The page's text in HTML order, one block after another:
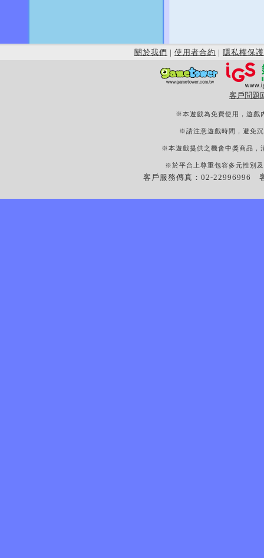
關於我們 | 使用者合約 | 隱私權保護
客戶問題
※本遊戲為免費使用，遊戲
※請注意遊戲時間，避免
※本遊戲提供之機會中獎商品，
※於平台上尊重包容多元性別
客戶服務傳真：02-22996996